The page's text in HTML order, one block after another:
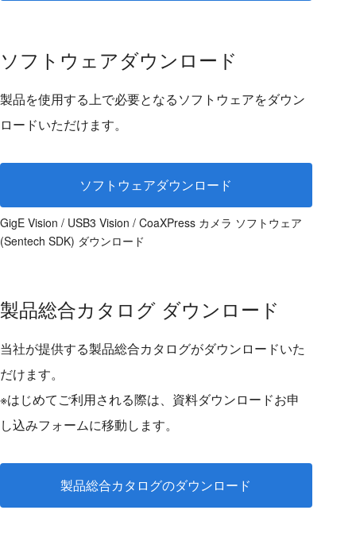
ソフトウェアダウンロード
製品を使用する上で必要となるソフトウェアをダウン
ロードいただけます。
ソフトウェアダウンロード
GigE Vision / USB3 Vision / CoaXPress カメラ ソフトウェア
(Sentech SDK) ダウンロード
製品総合カタログ ダウンロード
当社が提供する製品総合カタログがダウンロードいた
だけます。
※はじめてご利用される際は、資料ダウンロードお申
し込みフォームに移動します。
製品総合カタログのダウンロード